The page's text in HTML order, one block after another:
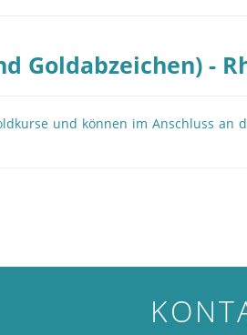
Goldabzeichen) -
und können im Anschluss an